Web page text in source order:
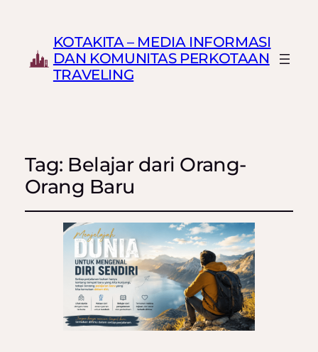
KOTAKITA – MEDIA INFORMASI
DAN KOMUNITAS PERKOTAAN
TRAVELING
Tag: Belajar dari Orang-
Orang Baru